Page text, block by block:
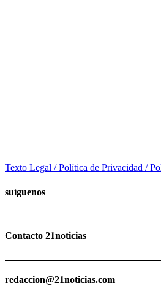
Texto Legal / Política de Privacidad /
suíguenos
Contacto 21noticias
redaccion@21noticias.com